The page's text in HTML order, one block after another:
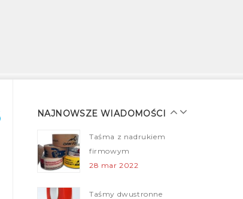
NAJNOWSZE WIADOMOŚCI
Taśmy malarskie dla
28 mar 2022
Taśma z nadrukiem
firmowym
28 mar 2022
Taśmy dwustronne